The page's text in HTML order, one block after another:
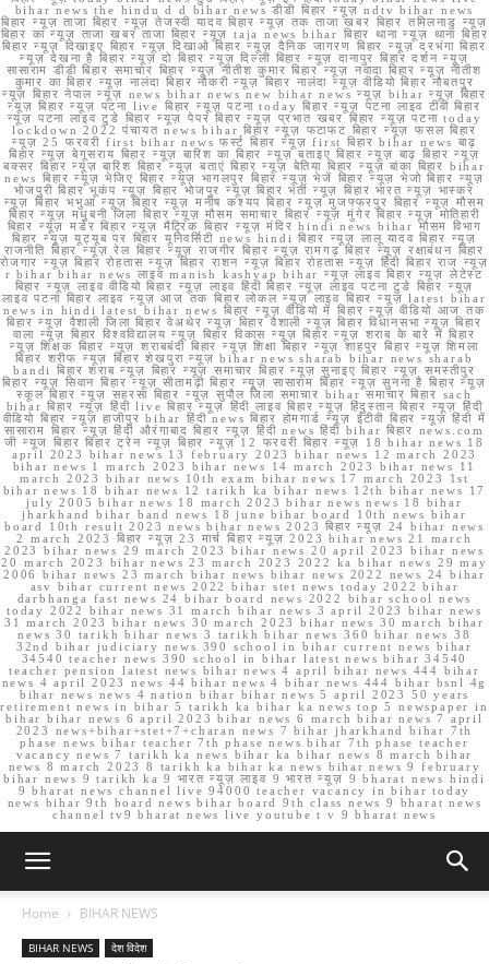
bihar news the hindu d d bihar news डीडी बिहार न्यूज़ ndtv bihar news
बिहार न्यूज़ ताजा बिहार न्यूज़ तेजस्वी यादव बिहार न्यूज़ तक ताजा खबर बिहार तमिलनाडु न्यूज़
बिहार का न्यूज़ ताजा खबर ताजा बिहार न्यूज़ taja news bihar बिहार थाना न्यूज़ थाना बिहार
बिहार न्यूज़ दिखाइए बिहार न्यूज़ दिखाओ बिहार न्यूज़ दैनिक जागरण बिहार न्यूज़ दरभंगा बिहार
न्यूज़ देखना है बिहार न्यूज़ दो बिहार न्यूज़ दिल्ली बिहार न्यूज़ दानापुर बिहार दर्शन न्यूज़
सासाराम डीडी बिहार समाचार बिहार न्यूज़ नीतीश कुमार बिहार न्यूज़ नवादा बिहार न्यूज़ नीतीश
कुमार का बिहार न्यूज़ नालंदा बिहार नौकरी न्यूज़ बिहार नालंदा न्यूज़ वीडियो बिहार नौबतपुर
न्यूज़ बिहार नेपाल न्यूज़ news bihar news new bihar news न्यूज़ bihar न्यूज़ बिहार
न्यूज़ बिहार न्यूज़ पटना live बिहार न्यूज़ पटना today बिहार न्यूज़ पटना लाइव टीवी बिहार
न्यूज़ पटना लाइव टुडे बिहार न्यूज़ पेपर बिहार न्यूज़ प्रभात खबर बिहार न्यूज़ पटना today
lockdown 2022 पंचायत news bihar बिहार न्यूज़ फटाफट बिहार न्यूज़ फसल बिहार
न्यूज़ 25 फरवरी first bihar news फर्स्ट बिहार न्यूज़ first बिहार bihar news बाढ़
बिहार न्यूज़ बेगूसराय बिहार न्यूज़ बारिश का बिहार न्यूज़ बताइए बिहार न्यूज़ बाढ़ बिहार न्यूज़
बक्सर बिहार न्यूज़ बारिश बिहार न्यूज़ बताएं बिहार न्यूज़ बेतिया बिहार न्यूज़ बांका बिहार bihar
news बिहार न्यूज़ भेजिए बिहार न्यूज़ भागलपुर बिहार न्यूज़ भेजें बिहार न्यूज़ भेजो बिहार न्यूज़
भोजपुरी बिहार भूकंप न्यूज़ बिहार भोजपुर न्यूज़ बिहार भर्ती न्यूज़ बिहार भारत न्यूज़ भास्कर
न्यूज़ बिहार भभुआ न्यूज़ बिहार न्यूज़ मनीष कश्यप बिहार न्यूज़ मुजफ्फरपुर बिहार न्यूज़ मौसम
बिहार न्यूज़ मधुबनी जिला बिहार न्यूज़ मौसम समाचार बिहार न्यूज़ मुंगेर बिहार न्यूज़ मोतिहारी
बिहार न्यूज़ मर्डर बिहार न्यूज़ मैट्रिक बिहार न्यूज़ मंदिर hindi news bihar मौसम विभाग
बिहार न्यूज़ यूट्यूब पर बिहार यूनिवर्सिटी news hindi बिहार न्यूज़ लालू यादव बिहार न्यूज़
राजनीति बिहार न्यूज़ रेल बिहार न्यूज़ राजगीर बिहार न्यूज़ रामगढ़ बिहार न्यूज़ रक्षाबंधन बिहार
रोजगार न्यूज़ बिहार रोहतास न्यूज़ बिहार राशन न्यूज़ बिहार रोहतास न्यूज़ हिंदी बिहार राज न्यूज़
r bihar bihar news लाइव manish kashyap bihar न्यूज़ लाइव बिहार न्यूज़ लेटेस्ट
बिहार न्यूज़ लाइव वीडियो बिहार न्यूज़ लाइव हिंदी बिहार न्यूज़ लाइव पटना टुडे बिहार न्यूज़
लाइव पटना बिहार लाइव न्यूज़ आज तक बिहार लोकल न्यूज़ लाइव बिहार न्यूज़ latest bihar
news in hindi latest bihar news बिहार न्यूज़ वीडियो में बिहार न्यूज़ वीडियो आज तक
बिहार न्यूज़ वैशाली जिला बिहार वेअथेर न्यूज़ बिहार वैशाली न्यूज़ बिहार विधानसभा न्यूज़ बिहार
वाला न्यूज़ बिहार विश्वविद्यालय न्यूज़ बिहार विकास न्यूज़ बिहार न्यूज़ शराब के बारे में बिहार
न्यूज़ शिक्षक बिहार न्यूज़ शराबबंदी बिहार न्यूज़ शिक्षा बिहार न्यूज़ शाहपुर बिहार न्यूज़ शिमला
बिहार शरीफ न्यूज़ बिहार शेखपुरा न्यूज़ bihar news sharab bihar news sharab
bandi बिहार शराब न्यूज़ बिहार न्यूज़ समाचार बिहार न्यूज़ सुनाइए बिहार न्यूज़ समस्तीपुर
बिहार न्यूज़ सिवान बिहार न्यूज़ सीतामढ़ी बिहार न्यूज़ सासाराम बिहार न्यूज़ सुनना है बिहार न्यूज़
स्कूल बिहार न्यूज़ सहरसा बिहार न्यूज़ सुपौल जिला समाचार bihar समाचार बिहार sach
bihar बिहार न्यूज़ हिंदी live बिहार न्यूज़ हिंदी लाइव बिहार न्यूज़ हिंदुस्तान बिहार न्यूज़ हिंदी
वीडियो बिहार न्यूज़ हाजीपुर bihar हिंदी news बिहार होमगार्ड न्यूज़ ईटीवी बिहार न्यूज़ हिंदी में
सासाराम बिहार न्यूज़ हिंदी औरंगाबाद बिहार न्यूज़ हिंदी news हिंदी bihar बिहार news.com
जी न्यूज बिहार बिहार ट्रेन न्यूज़ बिहार न्यूज़ 12 फरवरी बिहार न्यूज़ 18 bihar news 18
april 2023 bihar news 13 february 2023 bihar news 12 march 2023
bihar news 1 march 2023 bihar news 14 march 2023 bihar news 11
march 2023 bihar news 10th exam bihar news 17 march 2023 1st
bihar news 18 bihar news 12 tarikh ka bihar news 12th bihar news 17
july 2005 bihar news 18 march 2023 bihar news news 18 bihar
jharkhand bihar band news 18 june bihar board 10th news bihar
board 10th result 2023 news bihar news 2023 बिहार न्यूज़ 24 bihar news
2 march 2023 बिहार न्यूज़ 23 मार्च बिहार न्यूज़ 2023 bihar news 21 march
2023 bihar news 29 march 2023 bihar news 20 april 2023 bihar news
20 march 2023 bihar news 23 march 2023 2022 ka bihar news 29 may
2006 bihar news 23 march bihar news bihar news 2022 news 24 bihar
asv bihar current news 2022 bihar stet news today 2022 bihar
darbhanga fast news 24 bihar board news 2022 bihar school news
today 2022 bihar news 31 march bihar news 3 april 2023 bihar news
31 march 2023 bihar news 30 march 2023 bihar news 30 march bihar
news 30 tarikh bihar news 3 tarikh bihar news 360 bihar news 38
32nd bihar judiciary news 390 school in bihar current news bihar
34540 teacher news 390 school in bihar latest news bihar 34540
teacher pension latest news bihar news 4 april bihar news 444 bihar
news 4 april 2023 news 44 bihar news 4 bihar news 444 bihar bsnl 4g
bihar news news 4 nation bihar bihar news 5 april 2023 50 years
retirement news in bihar 5 tarikh ka bihar ka news top 5 newspaper in
bihar bihar news 6 april 2023 bihar news 6 march bihar news 7 april
2023 news+bihar+stet+7+charan news 7 bihar jharkhand bihar 7th
phase news bihar teacher 7th phase news bihar 7th phase teacher
vacancy news 7 tarikh ka news bihar ka bihar news 8 march bihar
news 8 march 2023 8 tarikh ka bihar ka news bihar news 9 february
bihar news 9 tarikh ka 9 भारत न्यूज़ लाइव 9 भारत न्यूज़ 9 bharat news hindi
9 bharat news channel live 94000 teacher vacancy in bihar today
news bihar 9th board news bihar board 9th class news 9 bharat news
channel tv9 bharat news live youtube t v 9 bharat news
Home BIHAR NEWS
BIHAR NEWS देश विदेश